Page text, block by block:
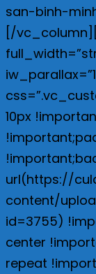
san-binh-
[/
10px
url(https://
content/
id=3755)
center
repeat